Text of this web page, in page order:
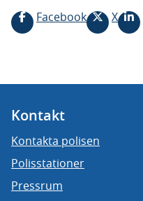
Facebook
X
Kontakt
Kontakta polisen
Polisstationer
Pressrum